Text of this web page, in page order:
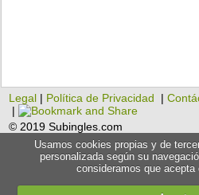
Legal | Política de Privacidad |
|
© 2019 Subingles.com
Usamos cookies propias y de
personalizada según su
consideramos que